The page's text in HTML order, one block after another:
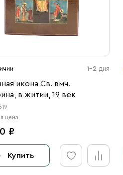
1-2 дня
икона Св. вмч.
в житии, 19 век
цена
₽
Купить